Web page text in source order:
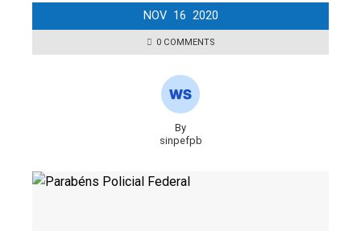
NOV 16 2020
0 COMMENTS
By
sinpefpb